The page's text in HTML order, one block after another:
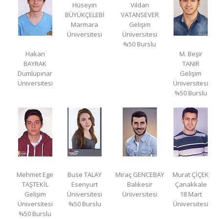
Hakan
BAYRAK
Dumlupınar
Üniversitesi
Hüseyin
BÜYÜKÇELEBİ
Marmara
Üniversitesi
Vildan
VATANSEVER
Gelişim
Üniversitesi
%50 Burslu
M. Beşir
TANIR
Gelişim
Üniversitesi
%50 Burslu
Mehmet Ege
TAŞTEKİL
Gelişim
Üniversitesi
%50 Burslu
Buse TALAY
Esenyurt
Üniversitesi
%50 Burslu
Miraç GENCEBAY
Balıkesir
Üniversitesi
Murat ÇİÇEK
Çanakkale
18 Mart
Üniversitesi